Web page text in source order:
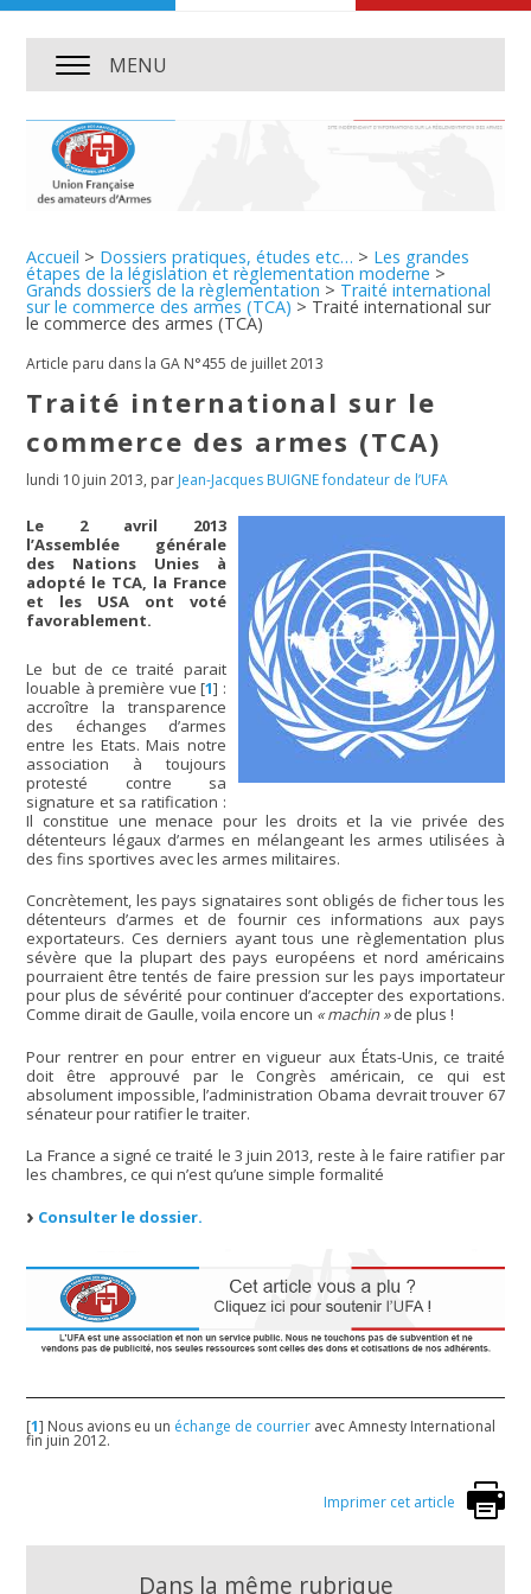
MENU
Accueil > Dossiers pratiques, études etc… > Les grandes
étapes de la législation et règlementation moderne >
Grands dossiers de la règlementation > Traité international
sur le commerce des armes (TCA) > Traité international sur
le commerce des armes (TCA)
Article paru dans la GA N°455 de juillet 2013
Traité international sur le
commerce des armes (TCA)
lundi 10 juin 2013, par Jean-Jacques BUIGNE fondateur de l’UFA
Le 2 avril 2013
l’Assemblée générale
des Nations Unies à
adopté le TCA, la France
et les USA ont voté
favorablement.
Le but de ce traité parait
louable à première vue [1] :
accroître la transparence
des échanges d’armes
entre les Etats. Mais notre
association à toujours
protesté contre sa
signature et sa ratification :
Il constitue une menace pour les droits et la vie privée des
détenteurs légaux d’armes en mélangeant les armes utilisées à
des fins sportives avec les armes militaires.
Concrètement, les pays signataires sont obligés de ficher tous les
détenteurs d’armes et de fournir ces informations aux pays
exportateurs. Ces derniers ayant tous une règlementation plus
sévère que la plupart des pays européens et nord américains
pourraient être tentés de faire pression sur les pays importateur
pour plus de sévérité pour continuer d’accepter des exportations.
Comme dirait de Gaulle, voila encore un « machin »de plus !
Pour rentrer en pour entrer en vigueur aux États-Unis, ce traité
doit être approuvé par le Congrès américain, ce qui est
absolument impossible, l’administration Obama devrait trouver 67
sénateur pour ratifier le traiter.
La France a signé ce traité le 3 juin 2013, reste à le faire ratifier par
les chambres, ce qui n’est qu’une simple formalité
Consulter le dossier.
[1] Nous avions eu un échange de courrier avec Amnesty International
fin juin 2012.
Imprimer cet article
Dans la même rubrique